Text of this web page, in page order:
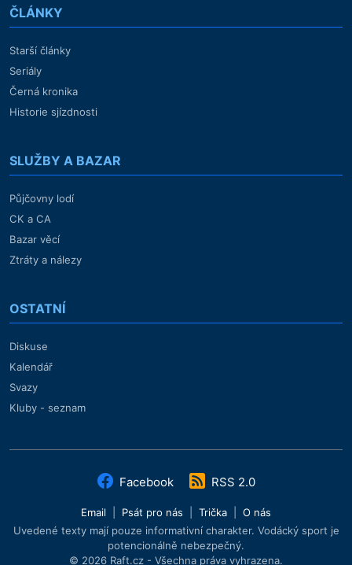
ČLÁNKY
Starší články
Seriály
Černá kronika
Historie sjízdnosti
SLUŽBY A BAZAR
Půjčovny lodí
CK a CA
Bazar věcí
Ztráty a nálezy
OSTATNÍ
Diskuse
Kalendář
Svazy
Kluby - seznam
Facebook RSS 2.0
Email Psát pro nás Trička
O nás
Uvedené texty mají pouze informativní charakter. Vodácký sport je
potencionálně nebezpečný.
© 2026 Raft.cz - Všechna práva vyhrazena.